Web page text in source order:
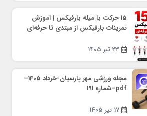
15 حرکت با میله بارفیکس | آموزش
تمرینات بارفیکس از مبتدی تا حرفه‌ای
23 تیر 1405
مجله ورزشی مهر پارسیان-خرداد 1405–
pdf–شماره 191
17 تیر 1405